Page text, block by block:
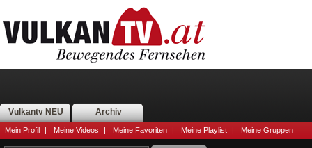
Vulkantv NEU Archiv
Mein Profil | Meine Videos | Meine Favoriten | Meine Playlist | Meine Gruppen